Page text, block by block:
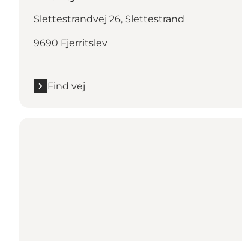
Slettestrandvej 26, Slettestrand
9690 Fjerritslev
Find vej